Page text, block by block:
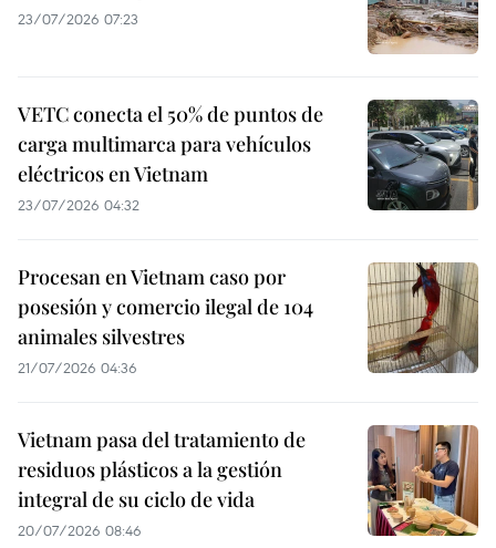
23/07/2026 07:23
VETC conecta el 50% de puntos de
carga multimarca para vehículos
eléctricos en Vietnam
23/07/2026 04:32
Procesan en Vietnam caso por
posesión y comercio ilegal de 104
animales silvestres
21/07/2026 04:36
Vietnam pasa del tratamiento de
residuos plásticos a la gestión
integral de su ciclo de vida
20/07/2026 08:46